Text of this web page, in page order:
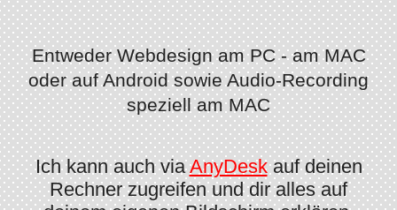
Entweder Webdesign am PC - am MAC
oder auf Android sowie Audio-Recording
speziell am MAC
Ich kann auch viaAnyDeskauf deinen
Rechner zugreifen und dir alles auf